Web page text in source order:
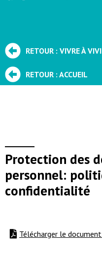
RETOUR : VIVRE À
RETOUR : ACCUEIL
Protection des
personnel:
confidentialité
Télécharger le